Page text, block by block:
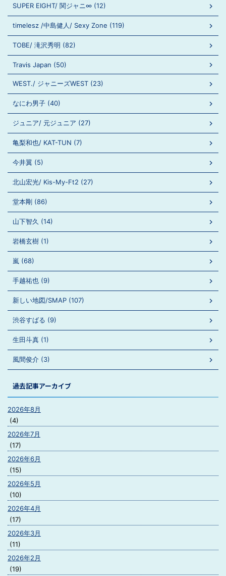
SUPER EIGHT/ 関ジャニ∞ (12)
timelesz /中島健人/ Sexy Zone (119)
TOBE/ 滝沢秀明 (82)
Travis Japan (50)
WEST./ ジャニーズWEST (23)
なにわ男子 (40)
ジュニア/ 元ジュニア (27)
亀梨和也/ KAT-TUN (7)
今井翼 (5)
北山宏光/ Kis-My-Ft2 (27)
堂本剛 (86)
山下智久 (14)
岩橋玄樹 (1)
嵐 (68)
手越祐也 (9)
新しい地図/SMAP (107)
渋谷すばる (9)
生田斗真 (1)
風間俊介 (3)
過去記事アーカイブ
2026年8月
(4)
2026年7月
(17)
2026年6月
(15)
2026年5月
(10)
2026年4月
(17)
2026年3月
(11)
2026年2月
(19)